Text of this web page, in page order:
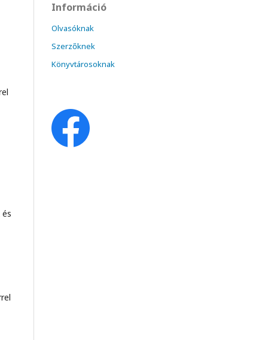
Információ
Olvasóknak
Szerzőknek
Könyvtárosoknak